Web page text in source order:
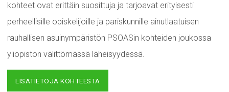
kohteet ovat erittäin suosittuja ja tarjoavat erityisesti
perheellisille opiskelijoille ja pariskunnille ainutlaatuisen
rauhallisen asuinympäristön PSOASin kohteiden joukossa
yliopiston välittömässä läheisyydessä.
LISÄTIETOJA KOHTEESTA